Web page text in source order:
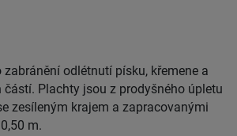
odlétnutí písku, křemene a
Plachty jsou z prodyšného úpletu
zesíleným krajem a zapracovanými
m.